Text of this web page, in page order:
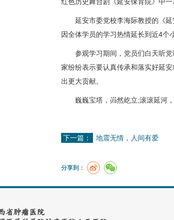
延安市委党校李海际教授的《延
因全体学员的学习热情延长到近4个
参观学习期间，党员们白天听党
家纷纷表示要认真传承和落实好延
出更大贡献。
巍巍宝塔，岿然屹立;滚滚延河，
下一篇： 地震无情，人间有爱
分享到：